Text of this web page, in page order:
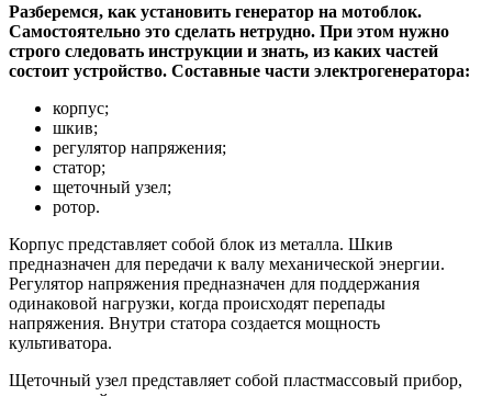
Разберемся, как установить генератор на мотоблок.
Самостоятельно это сделать нетрудно. При этом нужно
строго следовать инструкции и знать, из каких частей
состоит устройство. Составные части электрогенератора:
корпус;
шкив;
регулятор напряжения;
статор;
щеточный узел;
ротор.
Корпус представляет собой блок из металла. Шкив
предназначен для передачи к валу механической энергии.
Регулятор напряжения предназначен для поддержания
одинаковой нагрузки, когда происходят перепады
напряжения. Внутри статора создается мощность
культиватора.
Щеточный узел представляет собой пластмассовый прибор,